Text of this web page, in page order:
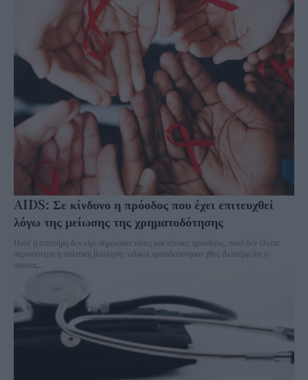
AIDS: Σε κίνδυνο η πρόοδος που έχει επιτευχθεί
λόγω της μείωσης της χρηματοδότησης
Ποτέ η επιστήμη δεν είχε σημειώσει τόσες και τέτοιες προόδους, ποτέ δεν έλειπε
περισσότερο η πολιτική βούληση: ειδικοί προειδοποίησαν χθες Δευτέρα ότι ο
αγώνας...